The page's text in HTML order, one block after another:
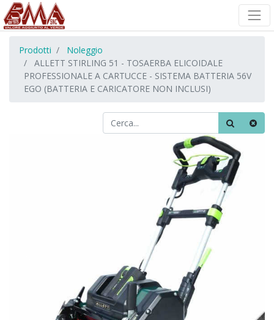
Prodotti
Noleggio
ALLETT STIRLING 51 - TOSAERBA ELICOIDALE
PROFESSIONALE A CARTUCCE - SISTEMA BATTERIA 56V
EGO (BATTERIA E CARICATORE NON INCLUSI)